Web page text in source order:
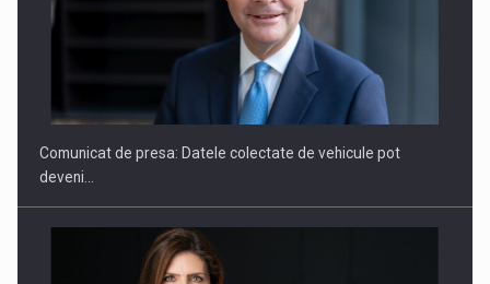
SAPTE PERSONALITATI DIN MEDIUL DE AFACERI, ACADEMIC
Comunicat de presa: Datele colectate de vehicule pot
deveni…